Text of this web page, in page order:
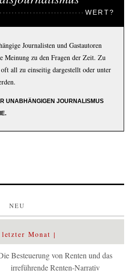
WERT?
Journalisten und Gastautoren
zu den Fragen der Zeit. Zu
all zu einseitig dargestellt oder unter
UNABHÄNGIGEN JOURNALISMUS
NEU
letzter Monat
Besteuerung von Renten und das
irreführende Renten-Narrativ